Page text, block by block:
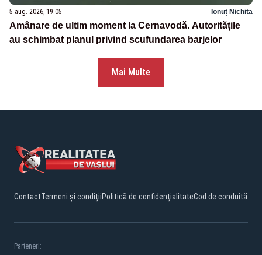
5 aug. 2026, 19:05 Ionuț Nichita
Amânare de ultim moment la Cernavodă. Autoritățile
au schimbat planul privind scufundarea barjelor
Mai Multe
ContactTermeni și condițiiPolitică de confidențialitateCod de conduită
Parteneri: